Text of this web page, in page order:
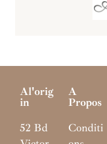
Al'orig
In
52 Bd
A
Propos
Conditi